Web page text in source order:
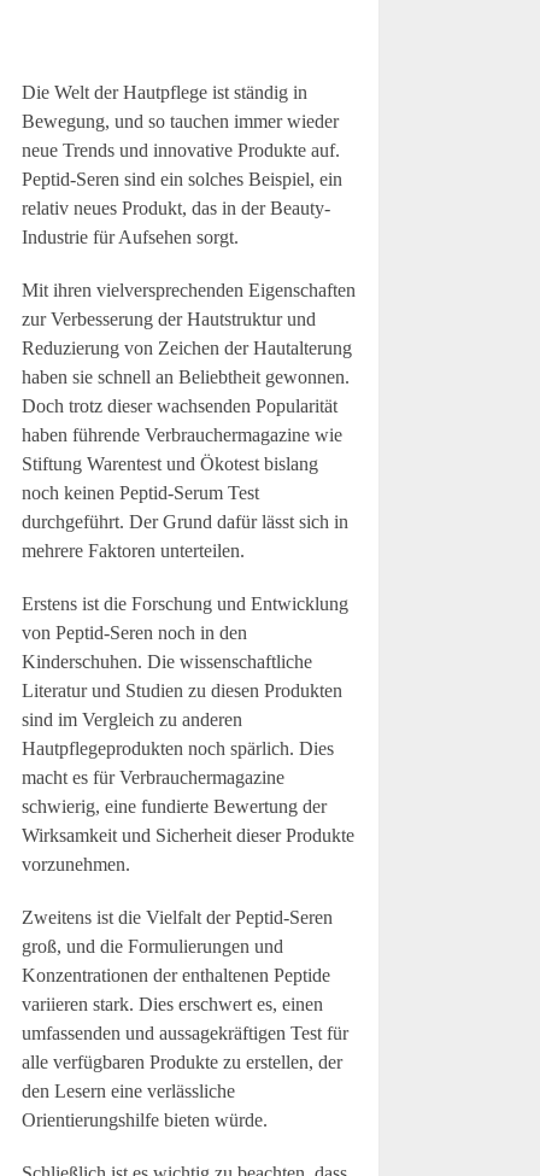
Die Welt der Hautpflege ist ständig in
Bewegung, und so tauchen immer wieder
neue Trends und innovative Produkte auf.
Peptid-Seren sind ein solches Beispiel, ein
relativ neues Produkt, das in der Beauty-
Industrie für Aufsehen sorgt.
Mit ihren vielversprechenden Eigenschaften
zur Verbesserung der Hautstruktur und
Reduzierung von Zeichen der Hautalterung
haben sie schnell an Beliebtheit gewonnen.
Doch trotz dieser wachsenden Popularität
haben führende Verbrauchermagazine wie
Stiftung Warentest und Ökotest bislang
noch keinen Peptid-Serum Test
durchgeführt. Der Grund dafür lässt sich in
mehrere Faktoren unterteilen.
Erstens ist die Forschung und Entwicklung
von Peptid-Seren noch in den
Kinderschuhen. Die wissenschaftliche
Literatur und Studien zu diesen Produkten
sind im Vergleich zu anderen
Hautpflegeprodukten noch spärlich. Dies
macht es für Verbrauchermagazine
schwierig, eine fundierte Bewertung der
Wirksamkeit und Sicherheit dieser Produkte
vorzunehmen.
Zweitens ist die Vielfalt der Peptid-Seren
groß, und die Formulierungen und
Konzentrationen der enthaltenen Peptide
variieren stark. Dies erschwert es, einen
umfassenden und aussagekräftigen Test für
alle verfügbaren Produkte zu erstellen, der
den Lesern eine verlässliche
Orientierungshilfe bieten würde.